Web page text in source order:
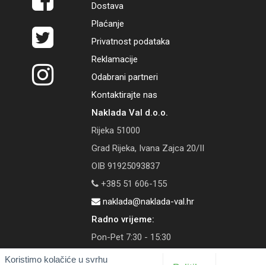
Koristimo kolačiće u svrhu
Dostava
Plaćanje
Privatnost podataka
Reklamacije
Odabrani partneri
Kontaktirajte nas
Naklada Val d.o.o.
Rijeka 51000
Grad Rijeka, Ivana Zajca 20/II
OIB 91925093837
+385 51 606-155
naklada@naklada-val.hr
Radno vrijeme:
Pon-Pet 7:30 - 15:30